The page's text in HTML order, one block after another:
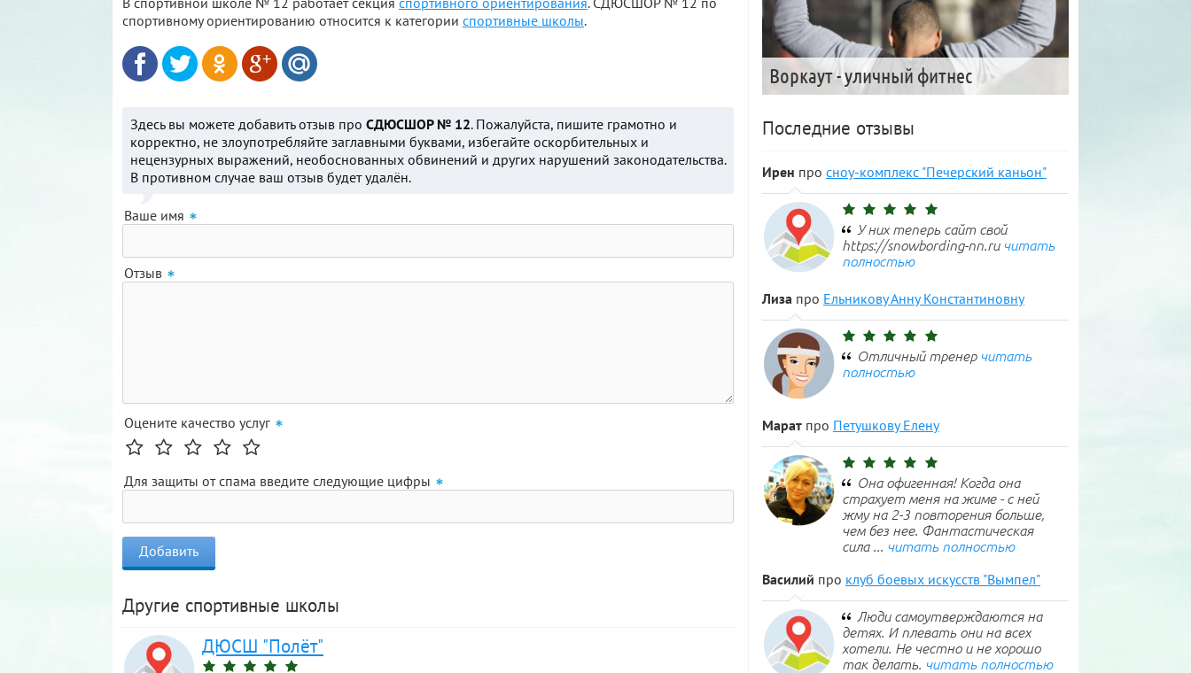
спортивному ориентированию относится к категории спортивные школы.
Здесь вы можете добавить отзыв про СДЮСШОР № 12. Пожалуйста, пишите грамотно и
корректно, не злоупотребляйте заглавными буквами, избегайте оскорбительных и
нецензурных выражений, необоснованных обвинений и других нарушений законодательства.
В противном случае ваш отзыв будет удалён.
Ваше имя
Отзыв
Оцените качество услуг
Для защиты от спама введите следующие цифры
Другие спортивные школы
ДЮСШ "Полёт"
Воркаут - уличный фитнес
Последние отзывы
Ирен про сноу-комплекс "Печерский каньон"
У них теперь сайт свой
https://snowbording-nn.ru читать
полностью
Лиза про Ельникову Анну Константиновну
Отличный тренер читать
полностью
Марат про Петушкову Елену
Она офигенная! Когда она
страхует меня на жиме - с ней
жму на 2-3 повторения больше,
чем без нее. Фантастическая
сила ... читать полностью
Василий про клуб боевых искусств "Вымпел"
Люди самоутверждаются на
детях. И плевать они на всех
хотели. Не честно и не хорошо
так делать. читать полностью